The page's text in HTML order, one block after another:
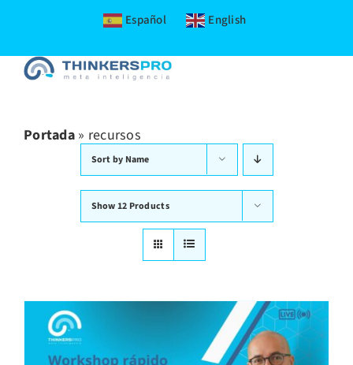
Español English
to
content
Portada» recursos
Sort by Name
Show12 Products